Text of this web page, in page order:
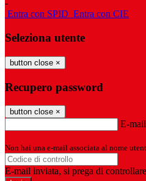
-
Entra con SPID Entra con CIE
Seleziona utente
button close ×
Recupero password
button close ×
E-mail
Non hai una e-mail associata al nome
E-mail inviata, si prega di